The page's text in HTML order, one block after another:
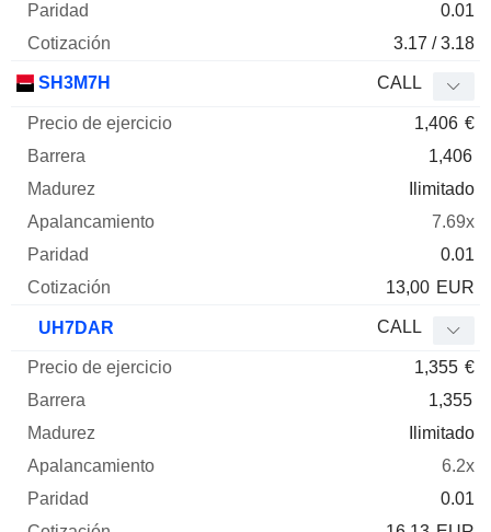
0.01
3.17 / 3.18
SH3M7H CALL
1,406 €
1,406
Ilimitado
7.69x
0.01
13,00 EUR
UH7DAR CALL
1,355 €
1,355
Ilimitado
6.2x
0.01